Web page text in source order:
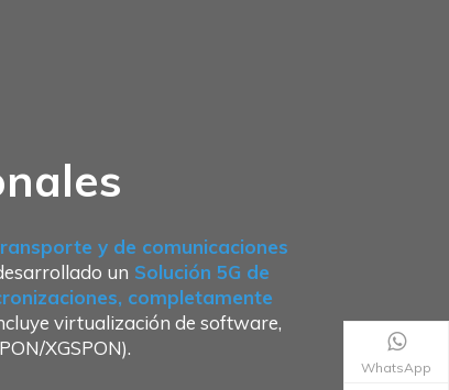
y de comunicaciones
un Solución 5G de
completamente
virtualización de software,
XGSPON).
WhatsApp